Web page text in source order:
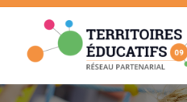
Skip
content